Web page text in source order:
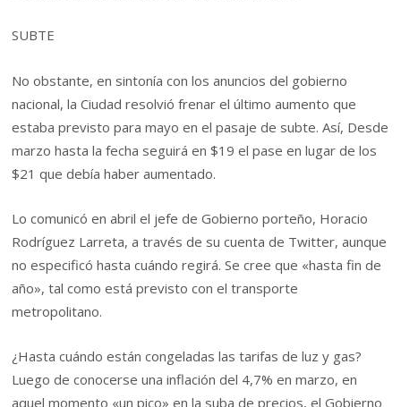
SUBTE
No obstante, en sintonía con los anuncios del gobierno
nacional, la Ciudad resolvió frenar el último aumento que
estaba previsto para mayo en el pasaje de subte. Así, Desde
marzo hasta la fecha seguirá en $19 el pase en lugar de los
$21 que debía haber aumentado.
Lo comunicó en abril el jefe de Gobierno porteño, Horacio
Rodríguez Larreta, a través de su cuenta de Twitter, aunque
no especificó hasta cuándo regirá. Se cree que «hasta fin de
año», tal como está previsto con el transporte
metropolitano.
¿Hasta cuándo están congeladas las tarifas de luz y gas?
Luego de conocerse una inflación del 4,7% en marzo, en
aquel momento «un pico» en la suba de precios, el Gobierno